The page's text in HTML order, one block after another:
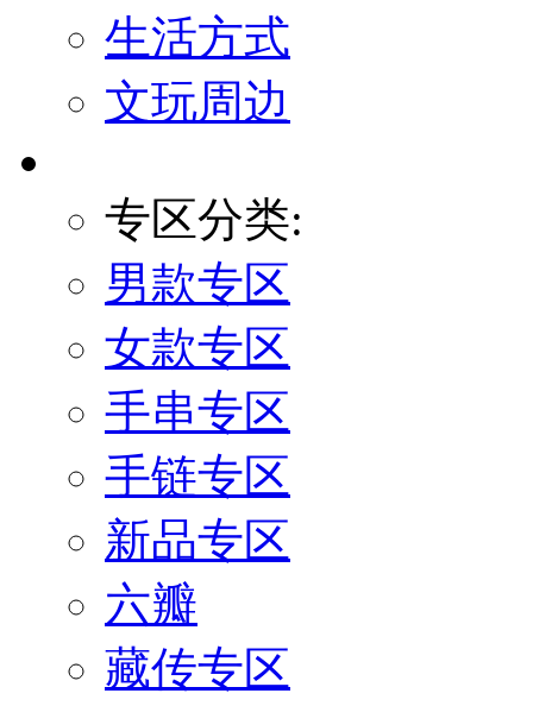
生活方式
文玩周边
专区分类:
男款专区
女款专区
手串专区
手链专区
新品专区
六瓣
藏传专区